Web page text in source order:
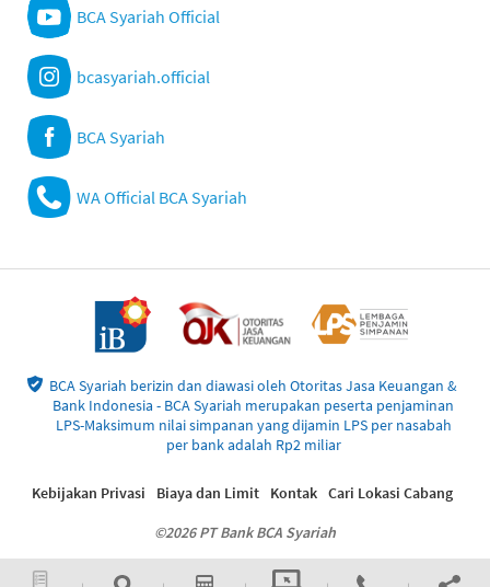
BCA Syariah Official
bcasyariah.official
BCA Syariah
WA Official BCA Syariah
BCA Syariah berizin dan diawasi oleh Otoritas Jasa Keuangan &
Bank Indonesia - BCA Syariah merupakan peserta penjaminan
LPS-Maksimum nilai simpanan yang dijamin LPS per nasabah
per bank adalah Rp2 miliar
©2026 PT Bank BCA Syariah
Kebijakan Privasi Biaya dan Limit Kontak Cari Lokasi Cabang